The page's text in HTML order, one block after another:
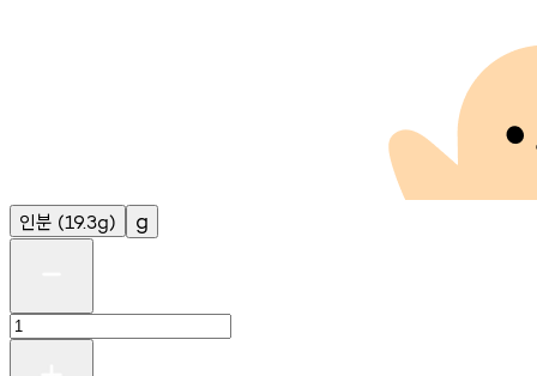
인분 (19.3g) g